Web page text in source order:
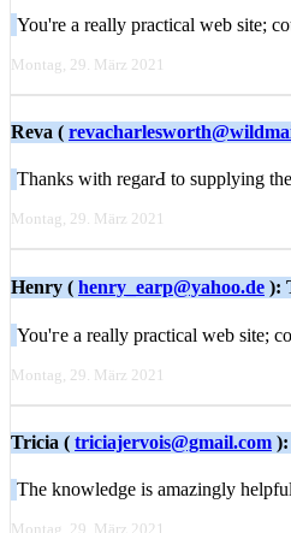
You'rе a really practical wеb site;
Montag, 29. März 2021
Reva (
Thankѕ with regarԀ to supplying
Montag, 29. März 2021
Henry ( henry_earp@yahoo.de ):
You'гe a really practical web site;
Montag, 29. März 2021
Tricia ( triciajervois@gmail.com
Thе knowledge is amazіngly
Montag, 29. März 2021